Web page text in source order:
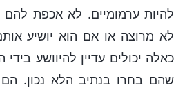
להיות ערמומיים. לא אכפת
לא מרוצה או אם הוא יושיע
כאלה יכולים עדיין להיוושע
שהם בחרו בנתיב הלא נכון. הם